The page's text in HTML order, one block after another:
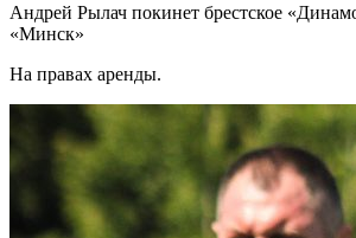
Андрей Рылач покинет брестское
«Минск»
На правах аренды.